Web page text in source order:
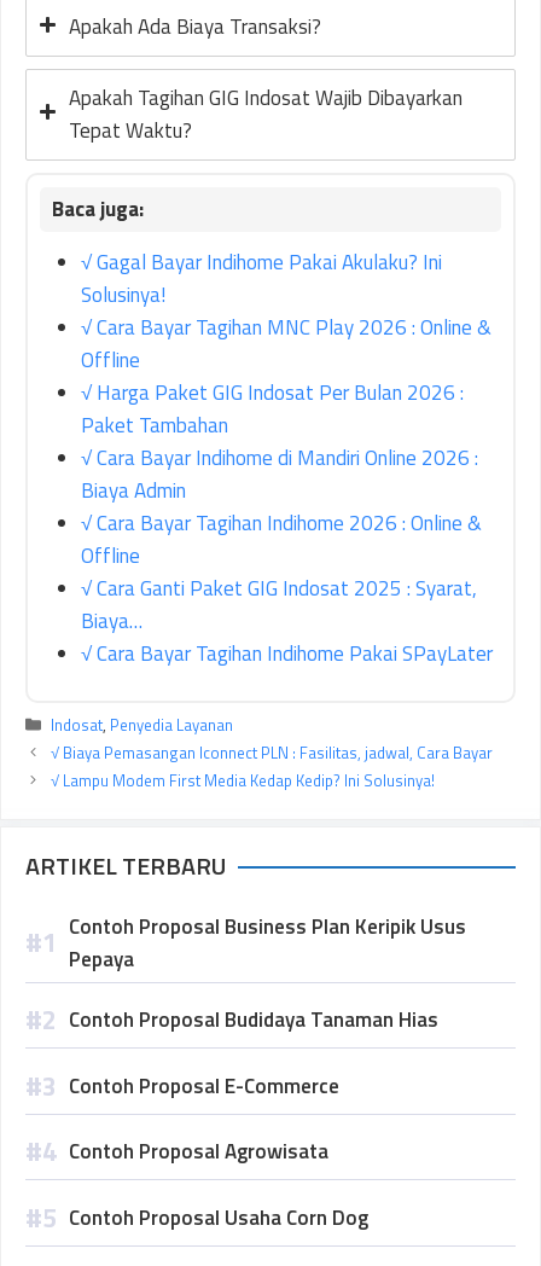
Apakah Ada Biaya Transaksi?
Apakah Tagihan GIG Indosat Wajib Dibayarkan
Tepat Waktu?
√ Gagal Bayar Indihome Pakai Akulaku? Ini
Solusinya!
√ Cara Bayar Tagihan MNC Play 2026 : Online &
Offline
√ Harga Paket GIG Indosat Per Bulan 2026 :
Paket Tambahan
√ Cara Bayar Indihome di Mandiri Online 2026 :
Biaya Admin
√ Cara Bayar Tagihan Indihome 2026 : Online &
Offline
√ Cara Ganti Paket GIG Indosat 2025 : Syarat,
Biaya…
√ Cara Bayar Tagihan Indihome Pakai SPayLater
Kategori
Indosat, Penyedia Layanan
√ Biaya Pemasangan Iconnect PLN : Fasilitas, jadwal, Cara Bayar
√ Lampu Modem First Media Kedap Kedip? Ini Solusinya!
ARTIKEL TERBARU
Contoh Proposal Business Plan Keripik Usus
Pepaya
Contoh Proposal Budidaya Tanaman Hias
Contoh Proposal E-Commerce
Contoh Proposal Agrowisata
Contoh Proposal Usaha Corn Dog